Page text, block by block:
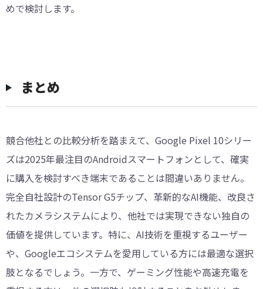
めで検討します。
まとめ
競合他社との比較分析を踏まえて、Google Pixel 10シリー
ズは2025年最注目のAndroidスマートフォンとして、確実
に購入を検討すべき端末であることは間違いありません。
完全自社設計のTensor G5チップ、革新的なAI機能、改良さ
れたカメラシステムにより、他社では実現できない独自の
価値を提供しています。特に、AI技術を重視するユーザー
や、Googleエコシステムを愛用している方には最適な選択
肢となるでしょう。一方で、ゲーミング性能や高速充電を